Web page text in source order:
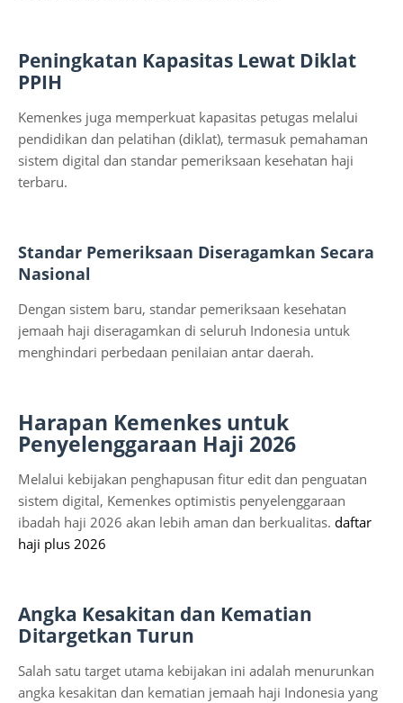
Peningkatan Kapasitas Lewat Diklat
PPIH
Kemenkes juga memperkuat kapasitas petugas melalui
pendidikan dan pelatihan (diklat), termasuk pemahaman
sistem digital dan standar pemeriksaan kesehatan haji
terbaru.
Standar Pemeriksaan Diseragamkan Secara
Nasional
Dengan sistem baru, standar pemeriksaan kesehatan
jemaah haji diseragamkan di seluruh Indonesia untuk
menghindari perbedaan penilaian antar daerah.
Harapan Kemenkes untuk
Penyelenggaraan Haji 2026
Melalui kebijakan penghapusan fitur edit dan penguatan
sistem digital, Kemenkes optimistis penyelenggaraan
ibadah haji 2026 akan lebih aman dan berkualitas. daftar
haji plus 2026
Angka Kesakitan dan Kematian
Ditargetkan Turun
Salah satu target utama kebijakan ini adalah menurunkan
angka kesakitan dan kematian jemaah haji Indonesia yang